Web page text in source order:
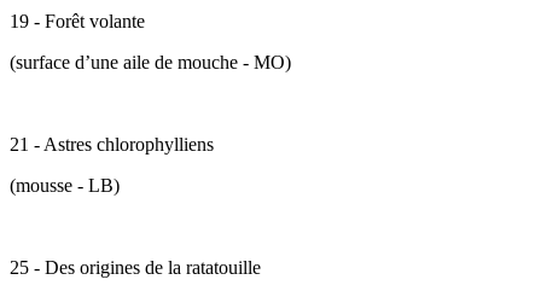
19 - Forêt volante
(surface d’une aile de mouche - MO)
21 - Astres chlorophylliens
(mousse - LB)
25 - Des origines de la ratatouille